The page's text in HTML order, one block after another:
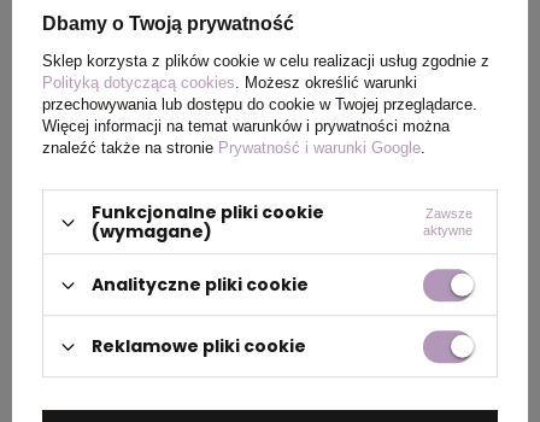
PAKOWANIE
Ilość szt. w
kartonie
5
Wymiary
kartonu
zewnętrznego
60 x 40 x 25 cm
OPIS
Dbamy o Twoją prywatność
Sklep korzysta z plików cookie w celu realizacji usług zgodnie z
Polityką dotyczącą cookies. Możesz określić warunki
przechowywania lub dostępu do cookie w Twojej przeglądarce.
Więcej informacji na temat warunków i prywatności można
znaleźć także na stronie Prywatność i warunki Google.
Funkcjonalne pliki cookie
(wymagane)
Zawsze
aktywne
Analityczne pliki cookie
Reklamowe pliki cookie